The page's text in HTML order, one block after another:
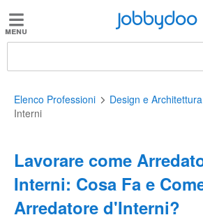
Jobbydoo
lavoro
Elenco
professioni
Jobbydoo
Elenco Professioni Design e Architettura
Interni
Lavorare come
Interni: Cosa Fa e
Arredatore d'Interni?